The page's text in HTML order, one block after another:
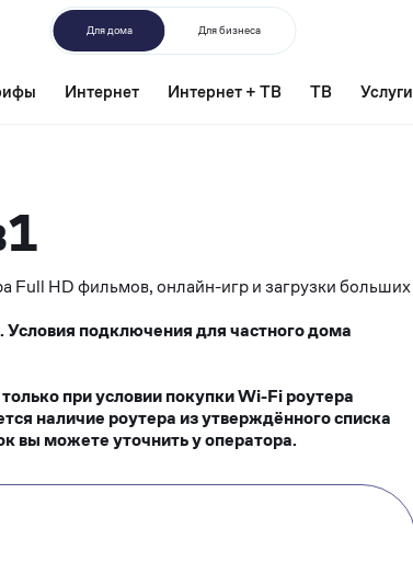
Для дома Для бизнеса
Интернет Интернет + ТВ ТВ Услуги
HD фильмов, онлайн-игр и загрузки больших
подключения для частного дома
при условии покупки Wi-Fi роутера
наличие роутера из утверждённого списка
вы можете уточнить у оператора.